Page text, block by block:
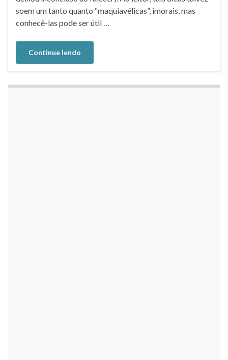
soem um tanto quanto “maquiavélicas”, imorais, mas
conhecê-las pode ser útil …
Continue lendo